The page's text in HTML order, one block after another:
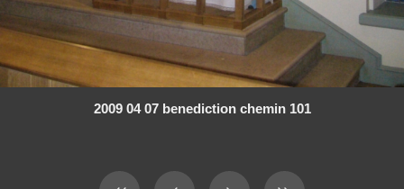
2009 04 07 benediction chemin 101